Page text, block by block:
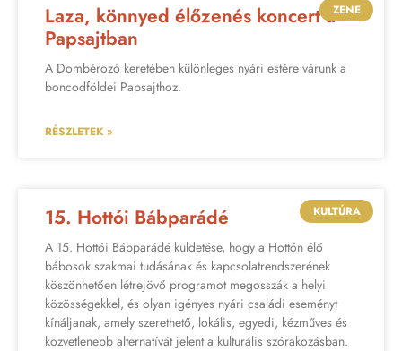
ZENE
Laza, könnyed élőzenés koncert a
Papsajtban
A Dombérozó keretében különleges nyári estére várunk a
boncodföldei Papsajthoz.
RÉSZLETEK »
KULTÚRA
15. Hottói Bábparádé
A 15. Hottói Bábparádé küldetése, hogy a Hottón élő
bábosok szakmai tudásának és kapcsolatrendszerének
köszönhetően létrejövő programot megosszák a helyi
közösségekkel, és olyan igényes nyári családi eseményt
kínáljanak, amely szerethető, lokális, egyedi, kézműves és
közvetlenebb alternatívát jelent a kulturális szórakozásban.